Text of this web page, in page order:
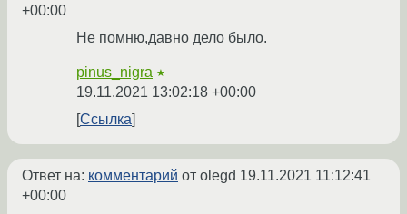
+00:00
Не помню,давно дело было.
pinus_nigra ★
19.11.2021 13:02:18 +00:00
Ссылка
Ответ на: комментарий от olegd 19.11.2021 11:12:41
+00:00